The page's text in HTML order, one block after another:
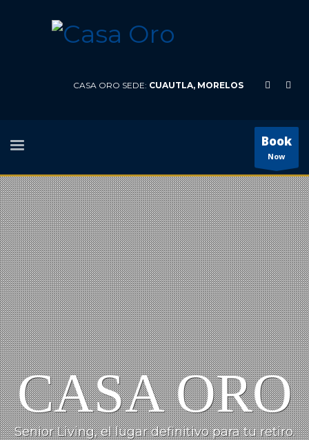
CASA ORO SEDE: CUAUTLA, MORELOS
Book
Now
CASA ORO
Senior Living, el lugar definitivo para tu retiro.